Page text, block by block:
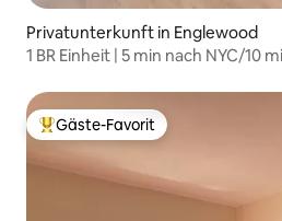
Privatunterkunft in Englewood
1 BR Einheit | 5 min nach NYC/10
Beliebter Gäste-Favorit.
Gäste-Favorit